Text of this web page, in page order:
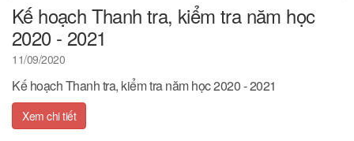
Kế hoạch Thanh tra, kiểm tra năm học
2020 - 2021
11/09/2020
Kế hoạch Thanh tra, kiểm tra năm học 2020 - 2021
Xem chi tiết